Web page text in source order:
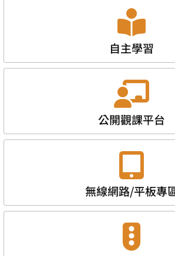
自主學習
公開觀課平台
無線網路/平板專